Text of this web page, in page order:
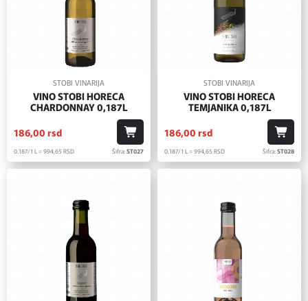
STOBI VINARIJA
VINO STOBI HORECA
CHARDONNAY 0,187L
186,00 rsd
0.187/1 L = 994,65 RSD Šifra:ST027
STOBI VINARIJA
VINO STOBI HORECA
TEMJANIKA 0,187L
186,00 rsd
0.187/1 L = 994,65 RSD Šifra:ST028